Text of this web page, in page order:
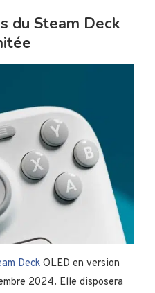
du Steam Deck
Deck OLED en version
2024. Elle disposera